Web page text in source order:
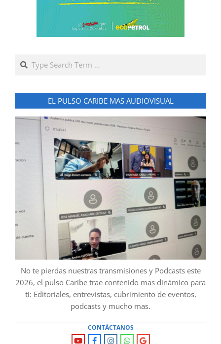
Search
EL PULSO CARIBE MAS AUDIOVISUAL
No te pierdas nuestras transmisiones y Podcasts este
2026, el pulso Caribe trae contenido mas dinámico para
ti: Editoriales, entrevistas, cubrimiento de eventos,
podcasts y mucho mas.
CONTÁCTANOS